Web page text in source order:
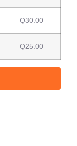
Q30.00
Q25.00